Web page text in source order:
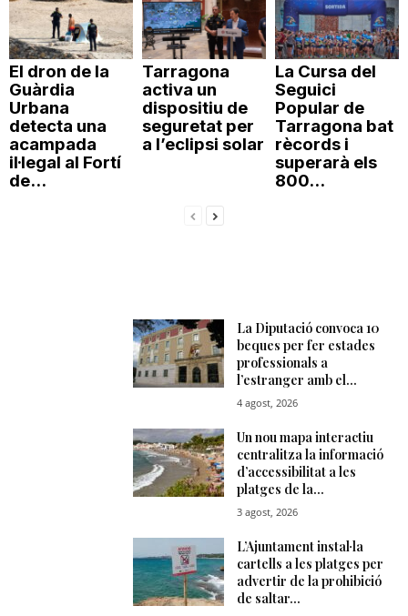
El dron de la
Guàrdia
Urbana
detecta una
acampada
il·legal al Fortí
de...
Tarragona
activa un
dispositiu de
seguretat per
a l’eclipsi solar
La Cursa del
Seguici
Popular de
Tarragona bat
rècords i
superarà els
800...